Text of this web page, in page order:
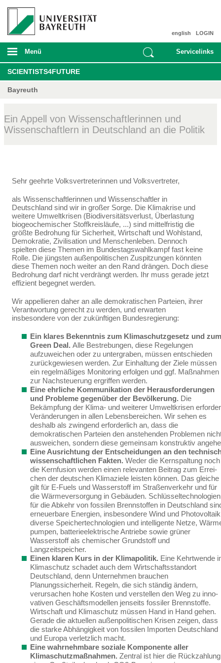
LOGIN
english
Menü Servicelinks
SCIENTISTS4FUTURE
Bayreuth
Ein Appell von Wissenschaftlerinnen und
Wissenschaftlern in Deutschland an die Politik
Sehr geehrte Volksvertreterinnen und Volksvertreter,
als Wissenschaftlerinnen und Wissenschaftler in
Deutschland sind wir in großer Sorge. Die Klima­krise und
weitere Umweltkrisen (Biodiversitätsverlust, Überlastung
biogeochemischer Stoffkreisläu­fe, ...) sind mittelfristig die
größte Bedrohung für Sicherheit, Wirtschaft und Wohlstand,
Demokratie, Zivilisation und Menschenleben. Dennoch
spielten diese Themen im Bundestagswahlkampf fast keine
Rolle. Die jüngsten außenpolitischen Zuspitzungen könnten
diese Themen noch weiter an den Rand drängen. Doch diese
Bedrohung darf nicht verdrängt werden. Ihr muss gerade jetzt
effi­zient begegnet werden.
Wir appellieren daher an alle demokratischen Parteien, ihrer
Verantwortung gerecht zu werden, und erwarten
insbesondere von der zukünftigen Bundesregierung:
Ein klares Bekenntnis zum Klimaschutzgesetz und zum
Green Deal. Alle Bestrebun­gen, diese Regelungen
aufzuweichen oder zu untergraben, müssen entschieden
zurückge­wiesen werden. Zur Einhaltung der Ziele müssen
ein regelmäßiges Monitoring erfolgen und ggf. Maßnahmen
zur Nachsteuerung ergriffen werden.
Eine ehrliche Kommunikation der Herausforderungen
und Probleme gegenüber der Bevölkerung. Die
Bekämpfung der Klima- und weiterer Umweltkrisen
Verände­rungen in allen Lebensbereichen. Wir sehen es
deshalb als zwingend erforderlich an, dass die
demokratischen Parteien den anstehenden Problemen
ausweichen, sondern diese gemeinsam konstruktiv
Eine Ausrichtung der Entscheidungen an den
wissenschaftlichen Fakten. Weder die Kernspaltung noch
die Kernfusion werden einen relevanten Beitrag zum Errei­
chen der deutschen Klimaziele leisten können. Das gleiche
gilt für E-Fuels und Wasserstoff im Straßenverkehr und für
die Wärmeversorgung in Gebäuden. Schlüsseltechnologien
für die Abkehr von fossilen Brennstoffen in Deutschland
erneuerbare Energien, insbeson­dere Wind und
diverse Speichertechnologien und intelligente Netze,
pumpen, batterieelektrische Antriebe sowie grüner
Wasserstoff als chemischer Grundstoff und
Langzeitspeicher.
Einen klaren Kurs in der Klimapolitik. Eine Kehrtwende
Klimaschutz schadet auch dem Wirtschaftsstandort
Deutschland, denn Unternehmen brauchen
Planungssicherheit. Regeln, die sich ständig ändern,
verursachen hohe Kosten und verstellen den Weg zu inno­
vativen Geschäftsmodellen jenseits fossiler Brennstoffe.
Wirtschaft und Klimaschutz müs­sen Hand in Hand gehen.
Gerade die aktuellen außenpolitischen Krisen zeigen, dass
die starke Abhängigkeit von fossilen Importen Deutschland
und Europa verletzlich macht.
Eine wahrnehmbare soziale Komponente aller
Klimaschutzmaßnahmen. Zentral ist hier die Rückzahlung